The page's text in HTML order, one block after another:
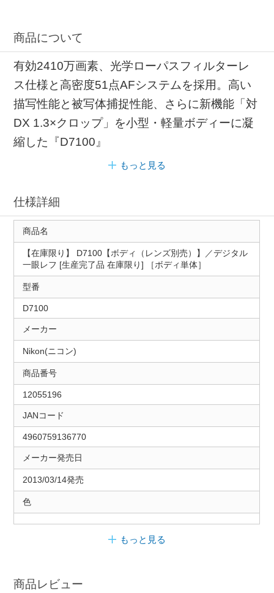
商品について
有効2410万画素、光学ローパスフィルターレ
ス仕様と高密度51点AFシステムを採用。高い
描写性能と被写体捕捉性能、さらに新機能「対
DX 1.3×クロップ」を小型・軽量ボディーに凝
縮した『D7100』
もっと見る
仕様詳細
商品名
【在庫限り】 D7100【ボディ（レンズ別売）】／デジタル
一眼レフ [生産完了品 在庫限り] ［ボディ単体］
型番
D7100
メーカー
Nikon(ニコン)
商品番号
12055196
JANコード
4960759136770
メーカー発売日
2013/03/14発売
色
もっと見る
商品レビュー